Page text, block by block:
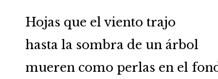
Hojas que el viento trajo
hasta la sombra de un árbol
mueren como perlas en el